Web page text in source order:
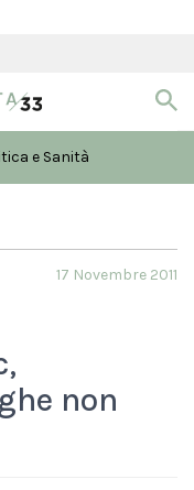
e Sanità
17 Novembre 2011
non